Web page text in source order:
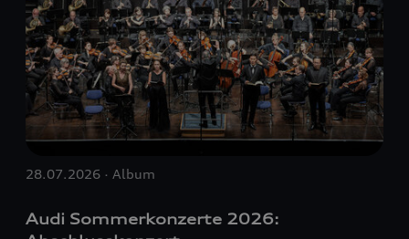
28.07.2026 · Album
Audi Sommerkonzerte 2026: